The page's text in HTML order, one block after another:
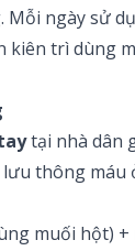
ngày sử
kiên trì
tại nhà dân
thông
muối hột) +